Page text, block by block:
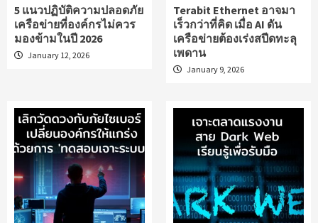
5 แนวปฏิบัติความปลอดภัย
เครือข่ายที่องค์กรไม่ควร
มองข้ามในปี 2026
January 12, 2026
Terabit Ethernet อาจมา
เร็วกว่าที่คิด เมื่อ AI ดัน
เครือข่ายต้องเร่งสปีดทะลุ
เพดาน
January 9, 2026